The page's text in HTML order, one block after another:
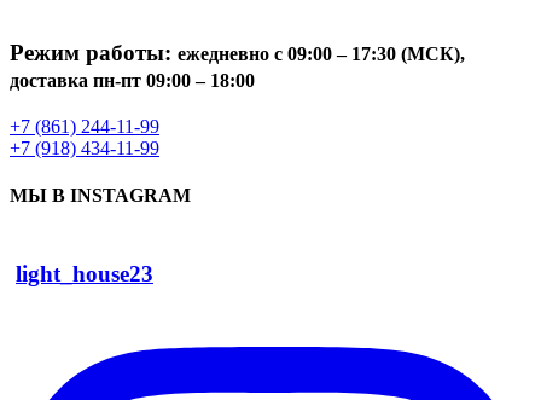
Режим работы: ежедневно с 09:00 – 17:30 (МСК),
доставка пн-пт 09:00 – 18:00
+7 (861) 244-11-99
+7 (918) 434-11-99
МЫ В INSTAGRAM
light_house23